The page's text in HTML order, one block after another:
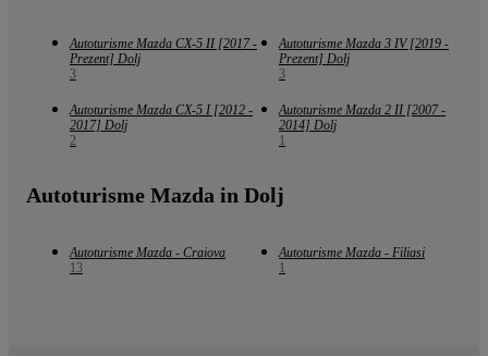
Autoturisme Mazda CX-5 II [2017 -
Prezent] Dolj
3
Autoturisme Mazda 3 IV [2019 -
Prezent] Dolj
3
Autoturisme Mazda CX-5 I [2012 -
2017] Dolj
2
Autoturisme Mazda 2 II [2007 -
2014] Dolj
1
Autoturisme Mazda in Dolj
Autoturisme Mazda - Craiova
13
Autoturisme Mazda - Filiasi
1